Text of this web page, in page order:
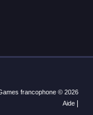
francophone © 2026
Aide